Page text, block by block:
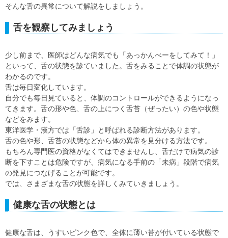
そんな舌の異常について解説をしましょう。
舌を観察してみましょう
少し前まで、医師はどんな病気でも「あっかんべーをしてみて！」
といって、舌の状態を診ていました。舌をみることで体調の状態が
わかるのです。
舌は毎日変化しています。
自分でも毎日見ていると、体調のコントロールができるようになっ
てきます。舌の形や色、舌の上につく舌苔（ぜったい）の色や状態
などをみます。
東洋医学・漢方では「舌診」と呼ばれる診断方法があります。
舌の色や形、舌苔の状態などから体の異常を見分ける方法です。
もちろん専門医の資格がなくてはできませんし、舌だけで病気の診
断を下すことは危険ですが、病気になる手前の「未病」段階で病気
の発見につなげることが可能です。
では、さまざまな舌の状態を詳しくみていきましょう。
健康な舌の状態とは
健康な舌は、うすいピンク色で、全体に薄い苔が付いている状態で